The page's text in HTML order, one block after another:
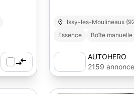
Issy-les-Moulineaux
Essence
Boîte manuelle
AUTOHERO
2159